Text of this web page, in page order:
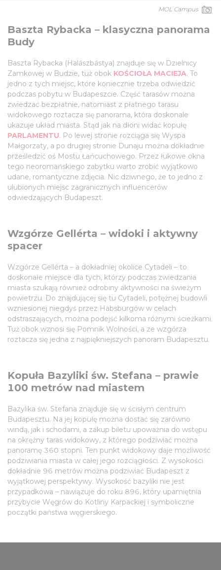
MOL Campus
Baszta Rybacka – klasyczna panorama
Budy
Baszta Rybacka (Halászbástya) znajduje się w Dzielnicy
Zamkowej w Budzie, tuż obok KOŚCIOŁA MACIEJA. To
jedno z tych miejsc, które koniecznie trzeba odwiedzić
podczas pobytu w Budapeszcie. Część tarasów można
zwiedzać bezpłatnie, natomiast z płatnego tarasu
widokowego roztacza się panorama, która doskonale
ukazuje układ miasta. Stąd jak na dłoni widać kopułę
PARLAMENTU. Po lewej stronie rozciąga się Wyspa
Małgorzaty, a po drugiej stronie Dunaju można dokładnie
prześledzić oś Mostu Łańcuchowego. Przez łukowe okna
tego neoromańskiego zabytku warto zrobić wyjątkowo
udane, romantyczne zdjęcia. Nic dziwnego, że to jedno z
ulubionych miejsc zagranicznych influencerów
odwiedzających Budapeszt.
Wzgórze Gellérta – widoki i aktywny
spacer
Wzgórze Gellérta – a dokładniej okolice Cytadeli – to
doskonałe miejsce dla tych, którzy podczas zwiedzania
miasta szukają również odrobiny aktywności na świeżym
powietrzu. Do znajdującej się tu Cytadeli, potężnej budowli
wzniesionej niegdyś przez Habsburgów w celach
odstraszających, można podejść kilkoma różnymi ścieżkami.
Tuż obok wznosi się Pomnik Wolności, a ze wzgórza
roztacza się jedna z najpiękniejszych panoram Budapesztu.
Kopuła Bazyliki św. Stefana – prawie
100 metrów nad miastem
Bazylika św. Stefana znajduje się w ścisłym centrum
Budapesztu. Na jej kopułę można dostać się zarówno
windą, jak i schodami, a zakup biletu upoważnia do wstępu
na okrężny taras widokowy, z którego podziwiać można
panoramę 360 stopni. Ten punkt widokowy daje możliwość
podziwiania miasta w całej jego rozciągłości. Z wysokości
dokładnie 96 metrów można podziwiać Budapeszt z
wyjątkowej perspektywy. Wysokość bazyliki nie jest
przypadkowa – nawiązuje do roku 896, który upamiętnia
przybycie Węgrów do Kotliny Karpackiej i symboliczne
początki państwa węgierskiego.